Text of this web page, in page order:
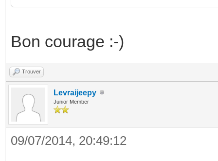
Bon courage :-)
Trouver
Levraijeepy
Junior Member
09/07/2014, 20:49:12